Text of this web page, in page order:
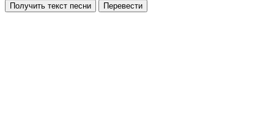
Получить текст песни Перевести